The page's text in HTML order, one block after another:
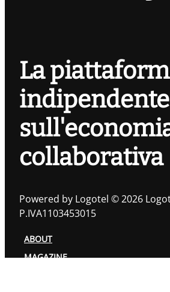
La
indipendente
collaborativa
Powered by Logotel © 2026
P.IVA1103453015
ABOUT
MAGAZINE